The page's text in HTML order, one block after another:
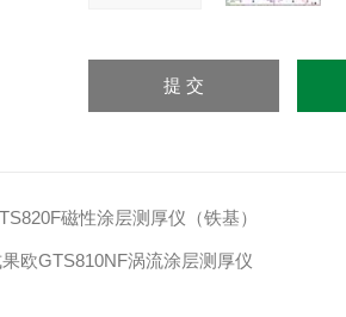
磁性涂层测厚仪（铁基）
欧GTS810NF涡流涂层测厚仪